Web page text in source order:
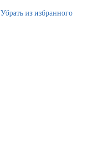
Убрать из избранного